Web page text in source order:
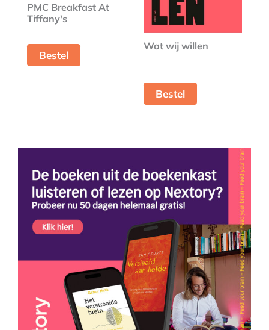
PMC Breakfast At
Tiffany's
Bestel
Wat wij willen
Bestel